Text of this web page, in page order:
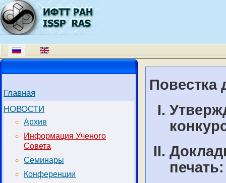
Главная
НОВОСТИ
Архив
Информация Ученого
Совета
Семинары
Конференции
Повестка
печать: